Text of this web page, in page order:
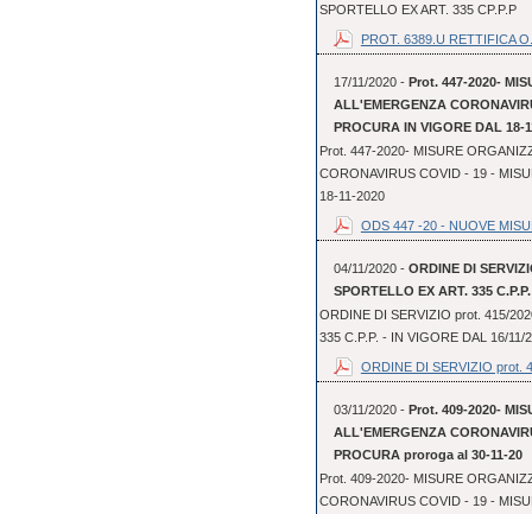
SPORTELLO EX ART. 335 CP.P.P
PROT. 6389.U RETTIFICA
17/11/2020 - Prot. 447-2020-
ALL'EMERGENZA
PROCURA IN VIGORE DAL 18-
Prot. 447-2020- MISURE
CORONAVIRUS COVID - 19 -
18-11-2020
ODS 447 -20 - NUOVE
04/11/2020 - ORDINE DI
SPORTELLO EX ART. 335
ORDINE DI SERVIZIO prot. 415/
335 C.P.P. - IN VIGORE DAL 16/11/
ORDINE DI SERVIZIO prot.
03/11/2020 - Prot. 409-2020-
ALL'EMERGENZA
PROCURA proroga al 30-11-20
Prot. 409-2020- MISURE
CORONAVIRUS COVID - 19 -